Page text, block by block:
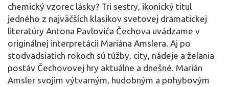
chemický vzorec lásky? Tri sestry, ikonický titul
jedného z najväčších klasikov svetovej dramatickej
literatúry Antona Pavloviča Čechova uvádzame v
originálnej interpretácii Mariána Amslera. Aj po
stodvadsiatich rokoch sú túžby, city, nádeje a želania
postáv Čechovovej hry aktuálne a dnešné. Marián
Amsler svojim výtvarným, hudobným a pohybovým